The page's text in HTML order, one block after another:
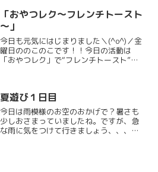
「おやつレク～フレンチトースト
～」
今日も元気にはじまりました＼(^o^)／金
曜日ののこのこです！！今日の活動は
「おやつレク」で“フレンチトースト”を
心を一つにし、クッ...
夏遊び１日目
今日は雨模様のお空のおかげで？暑さも
少しおさまっていましたね。ですが、急
な雨に気をつけて行きましょう、、、今